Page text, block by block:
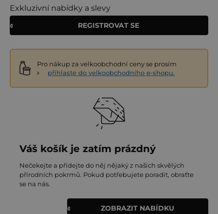
Exkluzivní nabídky a slevy
REGISTROVAT SE
Pro nákup za velkoobchodní ceny se prosím
přihlaste do velkoobchodního e-shopu.
Váš košík je zatím prázdný
Nečekejte a přidejte do něj nějaký z našich skvělých
přírodních pokrmů. Pokud potřebujete poradit, obraťte
se na nás.
ZOBRAZIT NABÍDKU